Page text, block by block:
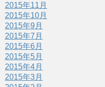
2015年11月
2015年10月
2015年9月
2015年7月
2015年6月
2015年5月
2015年4月
2015年3月